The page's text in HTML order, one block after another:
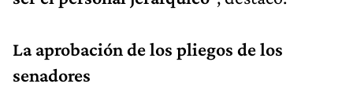
La aprobación de los pliegos de los
senadores